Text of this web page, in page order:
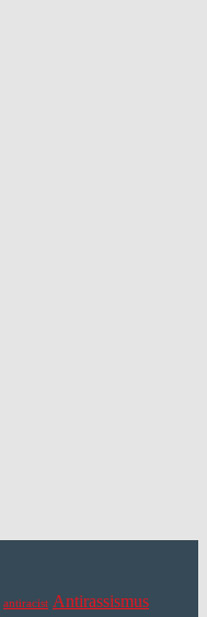
antiracist Antirassismus